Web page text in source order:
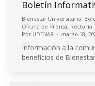
Boletín
Bienestar Universitario,
Oficina de Prensa, Rectoría
Por UDENAR marzo 18,
Información a la
beneficios de